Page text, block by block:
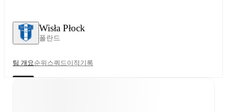
Wisła Płock
폴란드
팀 개요순위 스쿼드이적 기록